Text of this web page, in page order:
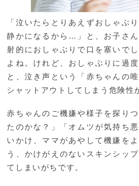
「泣いたらとりあえずおしゃぶ
静かになるから…」と、お子さ
射的におしゃぶりで口を塞いで
よね。けれど、おしゃぶりに過
と、泣き声という「赤ちゃんの
シャットアウトしてしまう危険性
赤ちゃんのご機嫌や様子を探り
たのかな？」「オムツが気持ち
いかけ、ママがあやして機嫌を
う、かけがえのないスキンシッ
てしまいがちです。